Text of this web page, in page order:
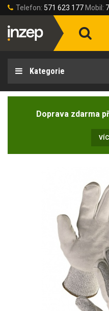
Telefon: 571 623 177 Mobil:
Kategorie
Doprava zdarma